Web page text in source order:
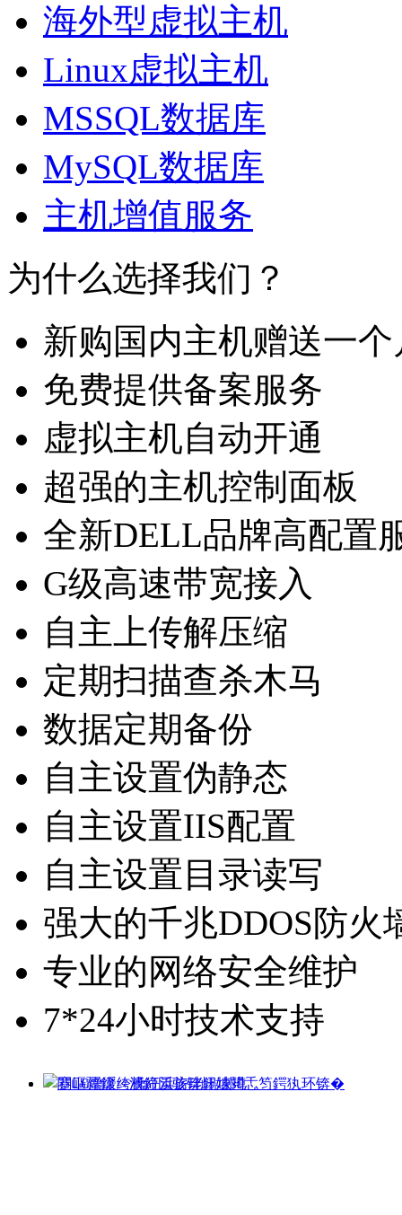
海外型虚拟主机
Linux虚拟主机
MSSQL数据库
MySQL数据库
主机增值服务
为什么选择我们？
新购国内主机赠送一个
免费提供备案服务
虚拟主机自动开通
超强的主机控制面板
全新DELL品牌高配置
G级高速带宽接入
自主上传解压缩
定期扫描查杀木马
数据定期备份
自主设置伪静态
自主设置IIS配置
自主设置目录读写
强大的千兆DDOS防火
专业的网络安全维护
7*24小时技术支持